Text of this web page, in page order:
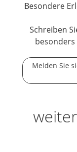
Besondere
Schreiben
Melden Sie